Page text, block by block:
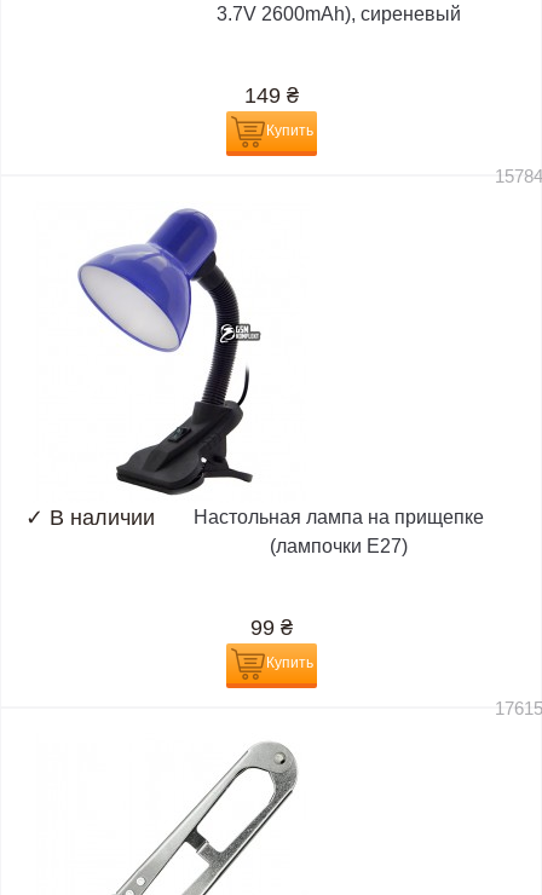
3.7V 2600mAh), сиреневый
149 ₴
Купить
✓ В наличии
Настольная лампа на прищепке
(лампочки E27)
99 ₴
Купить